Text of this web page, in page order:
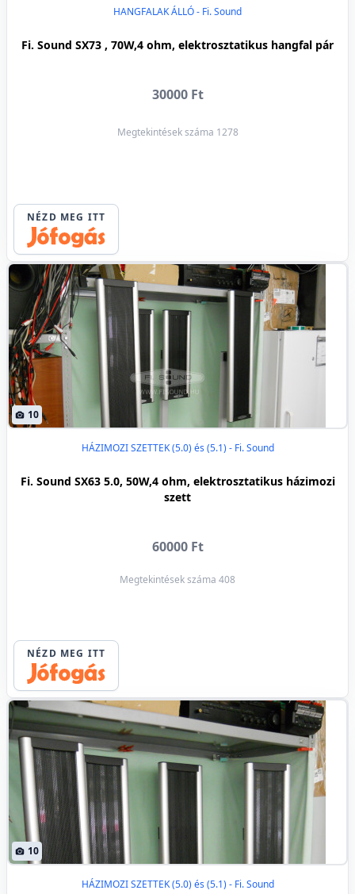
HANGFALAK ÁLLÓ - Fi. Sound
Fi. Sound SX73 , 70W,4 ohm, elektrosztatikus hangfal pár
30000 Ft
Megtekintések száma 1278
NÉZD MEG ITT
10
HÁZIMOZI SZETTEK (5.0) és (5.1) - Fi. Sound
Fi. Sound SX63 5.0, 50W,4 ohm, elektrosztatikus házimozi
szett
60000 Ft
Megtekintések száma 408
NÉZD MEG ITT
10
HÁZIMOZI SZETTEK (5.0) és (5.1) - Fi. Sound